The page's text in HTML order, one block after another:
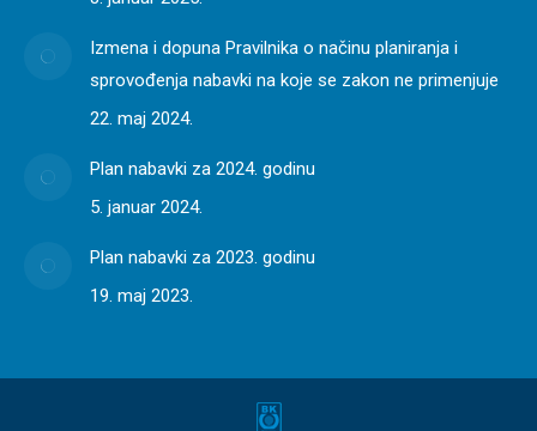
Izmena i dopuna Pravilnika o načinu planiranja i
sprovođenja nabavki na koje se zakon ne primenjuje
22. maj 2024.
Plan nabavki za 2024. godinu
5. januar 2024.
Plan nabavki za 2023. godinu
19. maj 2023.